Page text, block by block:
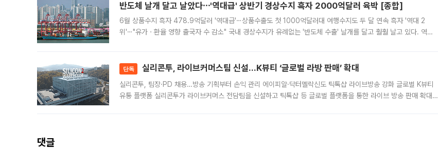
반도체 날개 달고 날았다⋯'역대급' 상반기 경상수지 흑자 2000억달러 육박 [종합]
6월 상품수지 흑자 478.9억달러 '역대급'⋯상품수출도 첫 1000억달러대 여행수지도 두 달 연속 흑자 '역대 2
위'⋯"유가ㆍ환율 영향 출국자 수 감소" 국내 경상수지가 유례없는 '반도체 수출' 날개를 달고 훨훨 날고 있다. 역대
단독 실리콘투, 라이브커머스팀 신설…K뷰티 ‘글로벌 라방 판매’ 확대
실리콘투, 팀장·PD 채용…방송 기획부터 손익 관리 에이피알·닥터멜락신도 틱톡샵 라이브방송 강화 글로벌 K뷰티
유통 플랫폼 실리콘투가 라이브커머스 전담팀을 신설하고 틱톡샵 등 글로벌 플랫폼을 통한 라이브 방송 판매 확대에
댓글